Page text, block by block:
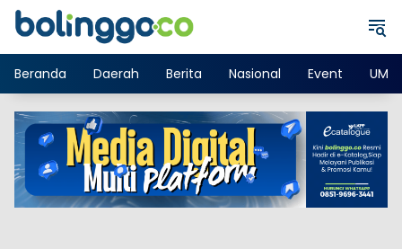
Langsung
Beranda
Daerah Berita Nasional Event